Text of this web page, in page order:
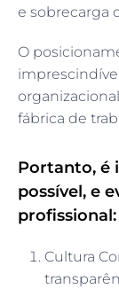
e sobrecarga
O
fábrica de
Portanto, é
possível, e
profissional:
Cultura